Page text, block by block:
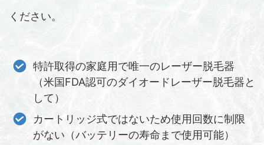
ください。
特許取得の家庭用で唯一のレーザー脱毛器
（米国FDA認可のダイオードレーザー脱毛器と
して）
カートリッジ式ではないため使用回数に制限
がない（バッテリーの寿命まで使用可能）